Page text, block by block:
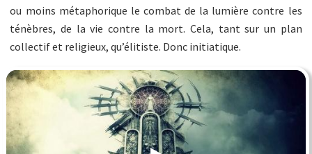
ou moins métaphorique le combat de la lumière contre les
ténèbres, de la vie contre la mort. Cela, tant sur un plan
collectif et religieux, qu’élitiste. Donc initiatique.